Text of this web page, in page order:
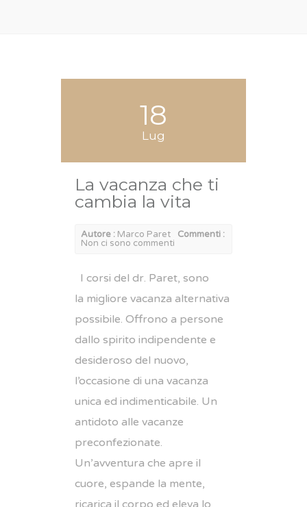
18
Lug
La vacanza che ti
cambia la vita
Autore : Marco Paret
Commenti :
Non ci sono commenti
I corsi del dr. Paret, sono
la migliore vacanza alternativa
possibile. Offrono a persone
dallo spirito indipendente e
desideroso del nuovo,
l’occasione di una vacanza
unica ed indimenticabile. Un
antidoto alle vacanze
preconfezionate.
Un’avventura che apre il
cuore, espande la mente,
ricarica il corpo ed eleva lo